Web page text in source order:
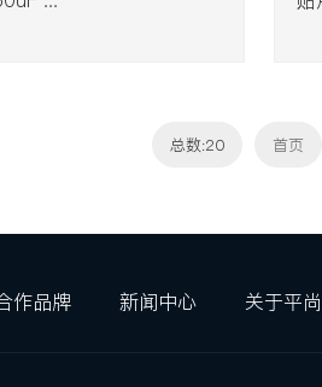
总数:20 首页
作品牌 新闻中心 关于平尚